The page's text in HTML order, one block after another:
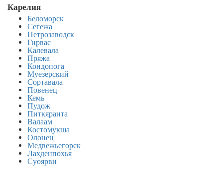
Карелия
Беломорск
Сегежа
Петрозаводск
Гирвас
Калевала
Пряжа
Кондопога
Муезерский
Сортавала
Повенец
Кемь
Пудож
Питкяранта
Валаам
Костомукша
Олонец
Медвежьегорск
Лахденпохья
Суоярви